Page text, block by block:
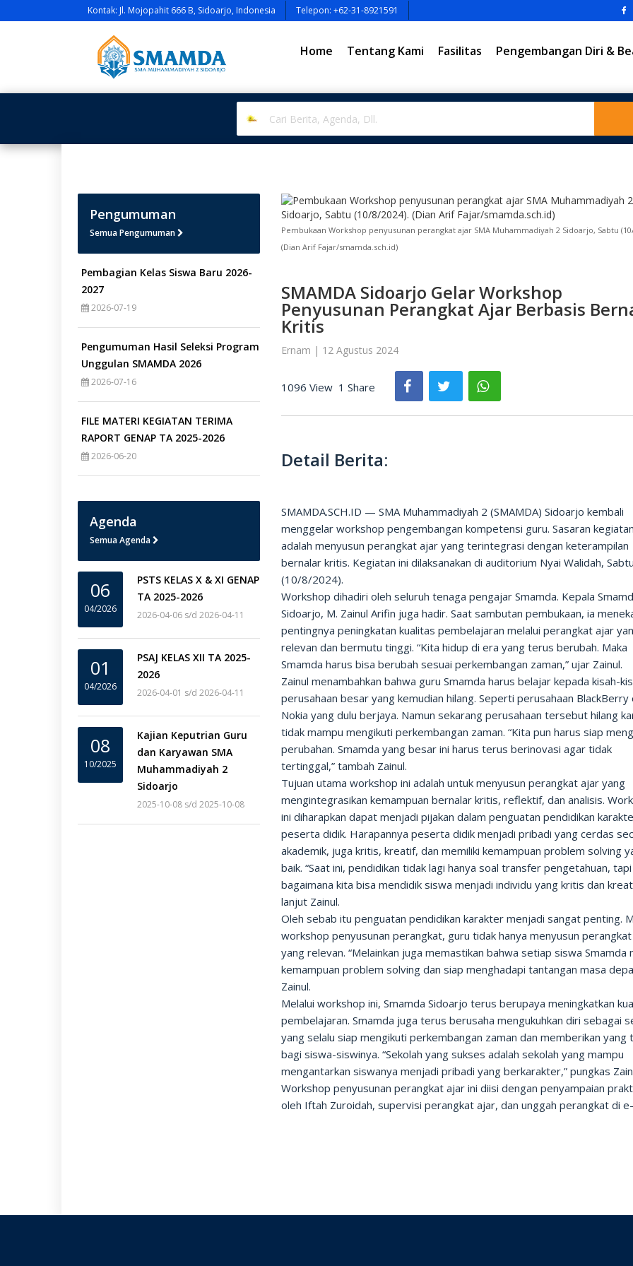
Kontak: Jl. Mojopahit 666 B, Sidoarjo, Indonesia Telepon: +62-31-8921591
Home Tentang Kami Fasilitas Pengembangan Diri &
Pengumuman
Semua Pengumuman
Pembagian Kelas Siswa Baru 2026-
2027
2026-07-19
Pengumuman Hasil Seleksi Program
Unggulan SMAMDA 2026
2026-07-16
FILE MATERI KEGIATAN TERIMA
RAPORT GENAP TA 2025-2026
2026-06-20
Agenda
Semua Agenda
06
04/2026
PSTS KELAS X & XI GENAP
TA 2025-2026
2026-04-06 s/d 2026-04-11
01
04/2026
PSAJ KELAS XII TA 2025-
2026
2026-04-01 s/d 2026-04-11
08
10/2025
Kajian Keputrian Guru
dan Karyawan SMA
Muhammadiyah 2
Sidoarjo
2025-10-08 s/d 2025-10-08
Pembukaan Workshop penyusunan perangkat ajar SMA Muhammadiyah 2 Sidoarjo, Sabtu
(Dian Arif Fajar/smamda.sch.id)
SMAMDA Sidoarjo Gelar Workshop
Penyusunan Perangkat Ajar Berbasis
Kritis
Ernam | 12 Agustus 2024
1096 View 1 Share
Detail Berita:
SMAMDA.SCH.ID — SMA Muhammadiyah 2 (SMAMDA) Sidoarjo kembali
menggelar workshop pengembangan kompetensi guru. Sasaran
adalah menyusun perangkat ajar yang terintegrasi dengan keterampilan
bernalar kritis. Kegiatan ini dilaksanakan di auditorium Nyai Walidah, Sabtu
(10/8/2024).
Workshop dihadiri oleh seluruh tenaga pengajar Smamda. Kepala
Sidoarjo, M. Zainul Arifin juga hadir. Saat sambutan pembukaan, ia
pentingnya peningkatan kualitas pembelajaran melalui perangkat ajar
relevan dan bermutu tinggi. “Kita hidup di era yang terus berubah. Maka
Smamda harus bisa berubah sesuai perkembangan zaman,” ujar Zainul.
Zainul menambahkan bahwa guru Smamda harus belajar kepada kisah-
perusahaan besar yang kemudian hilang. Seperti perusahaan BlackBerry
Nokia yang dulu berjaya. Namun sekarang perusahaan tersebut hilang
tidak mampu mengikuti perkembangan zaman. “Kita pun harus siap
perubahan. Smamda yang besar ini harus terus berinovasi agar tidak
tertinggal,” tambah Zainul.
Tujuan utama workshop ini adalah untuk menyusun perangkat ajar yang
mengintegrasikan kemampuan bernalar kritis, reflektif, dan analisis.
ini diharapkan dapat menjadi pijakan dalam penguatan pendidikan
peserta didik. Harapannya peserta didik menjadi pribadi yang cerdas
akademik, juga kritis, kreatif, dan memiliki kemampuan problem solving
baik. “Saat ini, pendidikan tidak lagi hanya soal transfer pengetahuan, tapi
bagaimana kita bisa mendidik siswa menjadi individu yang kritis dan
lanjut Zainul.
Oleh sebab itu penguatan pendidikan karakter menjadi sangat penting.
workshop penyusunan perangkat, guru tidak hanya menyusun
yang relevan. “Melainkan juga memastikan bahwa setiap siswa Smamda
kemampuan problem solving dan siap menghadapi tantangan masa
Zainul.
Melalui workshop ini, Smamda Sidoarjo terus berupaya meningkatkan
pembelajaran. Smamda juga terus berusaha mengukuhkan diri sebagai
yang selalu siap mengikuti perkembangan zaman dan memberikan yang
bagi siswa-siswinya. “Sekolah yang sukses adalah sekolah yang mampu
mengantarkan siswanya menjadi pribadi yang berkarakter,” pungkas
Workshop penyusunan perangkat ajar ini diisi dengan penyampaian
oleh Iftah Zuroidah, supervisi perangkat ajar, dan unggah perangkat di